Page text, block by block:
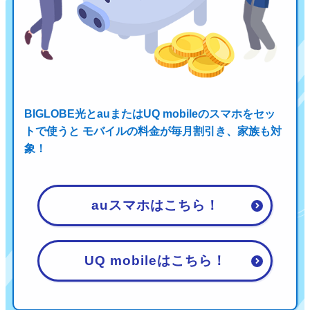
BIGLOBE光とauまたはUQ mobileのスマホをセッ
トで使うと モバイルの料金が毎月割引き、家族も対
象！
auスマホはこちら！
UQ mobileはこちら！